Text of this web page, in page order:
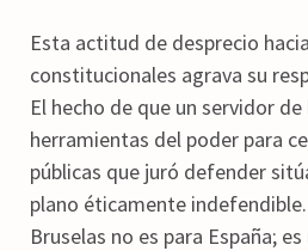
Esta actitud de desprecio
constitucionales agrava su
El hecho de que un servidor
herramientas del poder para
públicas que juró defender
plano éticamente
Bruselas no es para España;